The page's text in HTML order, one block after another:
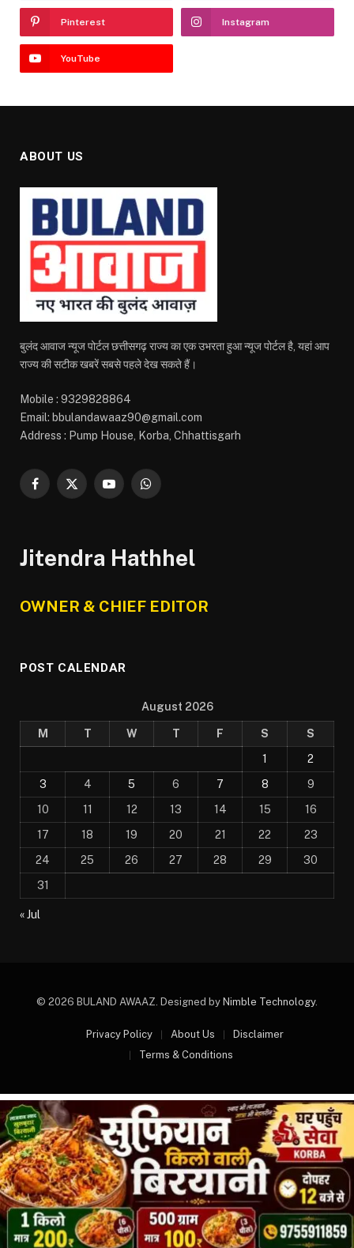
Pinterest Instagram
YouTube
ABOUT US
बुलंद आवाज न्यूज पोर्टल छत्तीसगढ़ राज्य का एक उभरता हुआ न्यूज पोर्टल है, यहां आप
राज्य की सटीक खबरें सबसे पहले देख सकते हैं।
Mobile : 9329828864
Email: bbulandawaaz90@gmail.com
Address : Pump House, Korba, Chhattisgarh
Facebook
X
YouTubeWhatsApp
Jitendra Hathhel
OWNER & CHIEF EDITOR
POST CALENDAR
August 2026
M T W T F S
S
1
2
3
4 5 6 7 8
9
10
11 12 13 14 15
16
17
18 19 20 21 22
23
24
25 26 27 28 29
30
31
« Jul
© 2026 BULAND AWAAZ. Designed by Nimble Technology.
Privacy Policy About Us
Disclaimer
Terms & Conditions